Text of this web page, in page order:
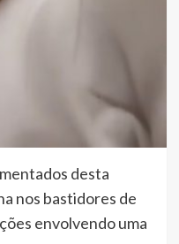
desta
nos bastidores de
envolvendo uma